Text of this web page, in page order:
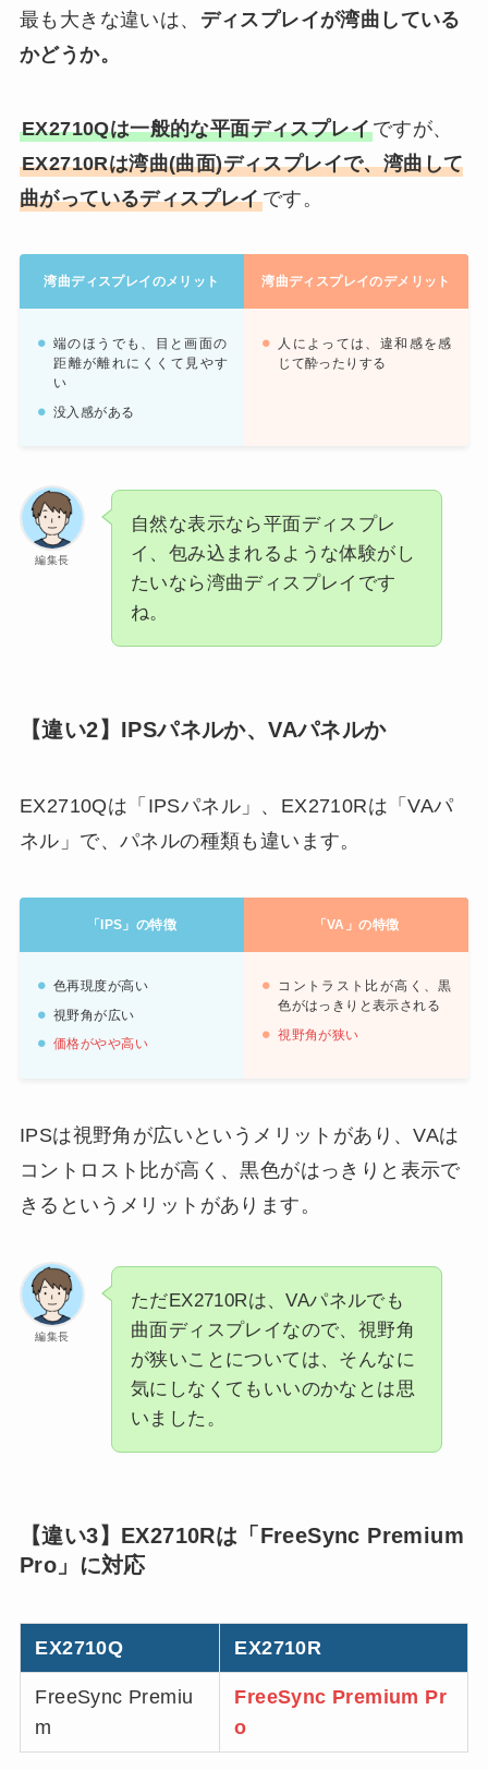
最も大きな違いは、 ディスプレイが湾曲している
かどうか。
EX2710Qは一般的な平面ディスプレイですが、
EX2710Rは湾曲(曲面)ディスプレイで、湾曲して
曲がっているディスプレイです。
湾曲ディスプレイのメリット 湾曲ディスプレイのデメリット
端のほうでも、目と画面の
距離が離れにくくて見やす
い
没入感がある
人によっては、違和感を感
じて酔ったりする
編集長
自然な表示なら平面ディスプレ
イ、包み込まれるような体験がし
たいなら湾曲ディスプレイです
ね。
【違い2】IPSパネルか、VAパネルか
EX2710Qは「IPSパネル」、EX2710Rは「VAパ
ネル」で、パネルの種類も違います。
「IPS」の特徴 「VA」の特徴
色再現度が高い
視野角が広い
価格がやや高い
コントラスト比が高く、黒
色がはっきりと表示される
視野角が狭い
IPSは視野角が広いというメリットがあり、VAは
コントロスト比が高く、黒色がはっきりと表示で
きるというメリットがあります。
編集長
ただEX2710Rは、VAパネルでも
曲面ディスプレイなので、視野角
が狭いことについては、そんなに
気にしなくてもいいのかなとは思
いました。
【違い3】EX2710Rは「FreeSync Premium
Pro 」に対応
EX2710Q EX2710R
FreeSync Premiu
m
FreeSync Premium Pr
o